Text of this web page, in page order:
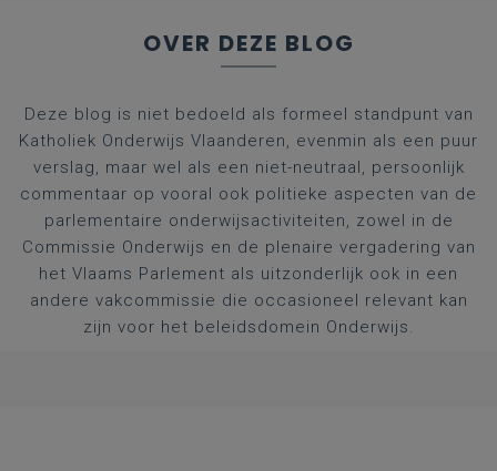
OVER DEZE BLOG
Deze blog is niet bedoeld als formeel standpunt van
Katholiek Onderwijs Vlaanderen, evenmin als een puur
verslag, maar wel als een niet-neutraal, persoonlijk
commentaar op vooral ook politieke aspecten van de
parlementaire onderwijsactiviteiten, zowel in de
Commissie Onderwijs en de plenaire vergadering van
het Vlaams Parlement als uitzonderlijk ook in een
andere vakcommissie die occasioneel relevant kan
zijn voor het beleidsdomein Onderwijs.